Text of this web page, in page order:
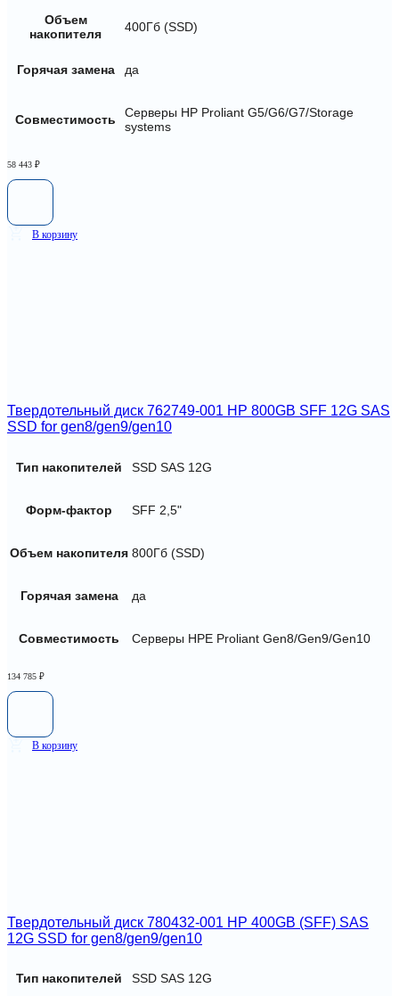
Объем
накопителя
400Гб (SSD)
Горячая замена да
Совместимость
Серверы HP Proliant G5/G6/G7/Storage
systems
58 443 ₽
В корзину
Твердотельный диск 762749-001 HP 800GB SFF 12G SAS
SSD for gen8/gen9/gen10
Тип накопителей SSD SAS 12G
Форм-фактор SFF 2,5"
Объем накопителя 800Гб (SSD)
Горячая замена да
Совместимость Серверы HPE Proliant Gen8/Gen9/Gen10
134 785 ₽
В корзину
Твердотельный диск 780432-001 HP 400GB (SFF) SAS
12G SSD for gen8/gen9/gen10
Тип накопителей SSD SAS 12G